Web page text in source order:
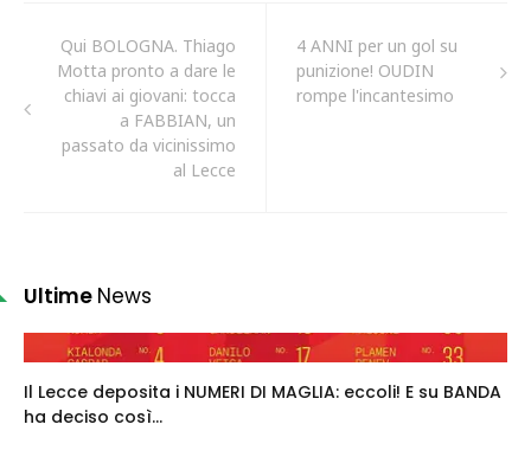
Qui BOLOGNA. Thiago
Motta pronto a dare le
chiavi ai giovani: tocca
a FABBIAN, un
passato da vicinissimo
al Lecce
4 ANNI per un gol su
punizione! OUDIN
rompe l'incantesimo
Ultime News
Il Lecce deposita i NUMERI DI MAGLIA: eccoli! E su BANDA
ha deciso così...